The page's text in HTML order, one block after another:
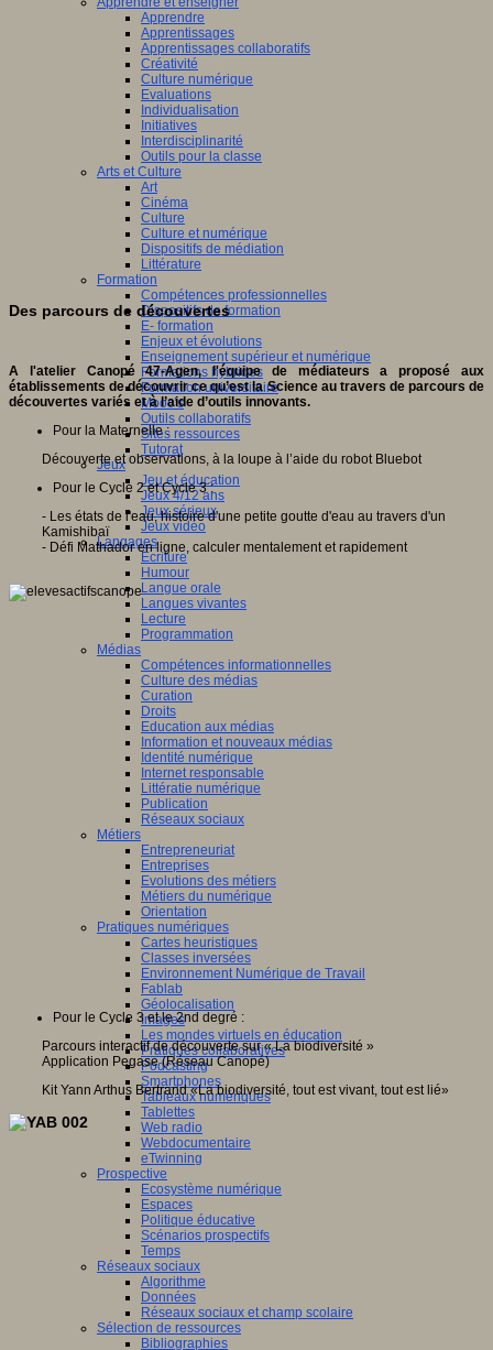
Apprendre
Apprentissages
Apprentissages collaboratifs
Créativité
Culture numérique
Evaluations
Individualisation
Initiatives
Interdisciplinarité
Outils pour la classe
Arts et Culture
Art
Cinéma
Culture
Culture et numérique
Dispositifs de médiation
Littérature
Formation
Compétences professionnelles
Dispositifs de formation
E- formation
Enjeux et évolutions
Enseignement supérieur et numérique
Formations hybrides
Formation universitaire
Mooc’s
Outils collaboratifs
Sites ressources
Tutorat
Jeux
Jeu et éducation
Jeux 4/12 ans
Jeux sérieux
Jeux vidéo
Langages
Ecriture
Humour
Langue orale
Langues vivantes
Lecture
Programmation
Médias
Compétences informationnelles
Culture des médias
Curation
Droits
Education aux médias
Information et nouveaux médias
Identité numérique
Internet responsable
Littératie numérique
Publication
Réseaux sociaux
Métiers
Entrepreneuriat
Entreprises
Evolutions des métiers
Métiers du numérique
Orientation
Pratiques numériques
Cartes heuristiques
Classes inversées
Environnement Numérique de Travail
Fablab
Géolocalisation
Images
Les mondes virtuels en éducation
Pratiques collaboratives
Podcasting
Smartphones
Tableaux numériques
Tablettes
Web radio
Webdocumentaire
eTwinning
Prospective
Ecosystème numérique
Espaces
Politique éducative
Scénarios prospectifs
Temps
Réseaux sociaux
Algorithme
Données
Réseaux sociaux et champ scolaire
Sélection de ressources
Bibliographies
Des parcours de découvertes
A
l'atelier Canopé 47-Agen, l'équipe de médiateurs a proposé aux
établissements de découvrir ce qu’est la Science au travers de parcours de
découvertes variés et à l’aide d’outils innovants.
Pour la Maternelle :
Découverte et observations, à la loupe à l’aide du robot Bluebot
Pour le Cycle 2 et Cycle 3 :
- Les états de l'eau, histoire d'une petite goutte d'eau au travers d'un
Kamishibaï
- Défi Mathador en ligne, calculer mentalement et rapidement
Pour le Cycle 3 et le 2nd degré :
Parcours interactif de découverte sur « La biodiversité »
Application Pegase (Réseau Canopé)
Kit Yann Arthus Bertrand «La biodiversité, tout est vivant, tout est lié»